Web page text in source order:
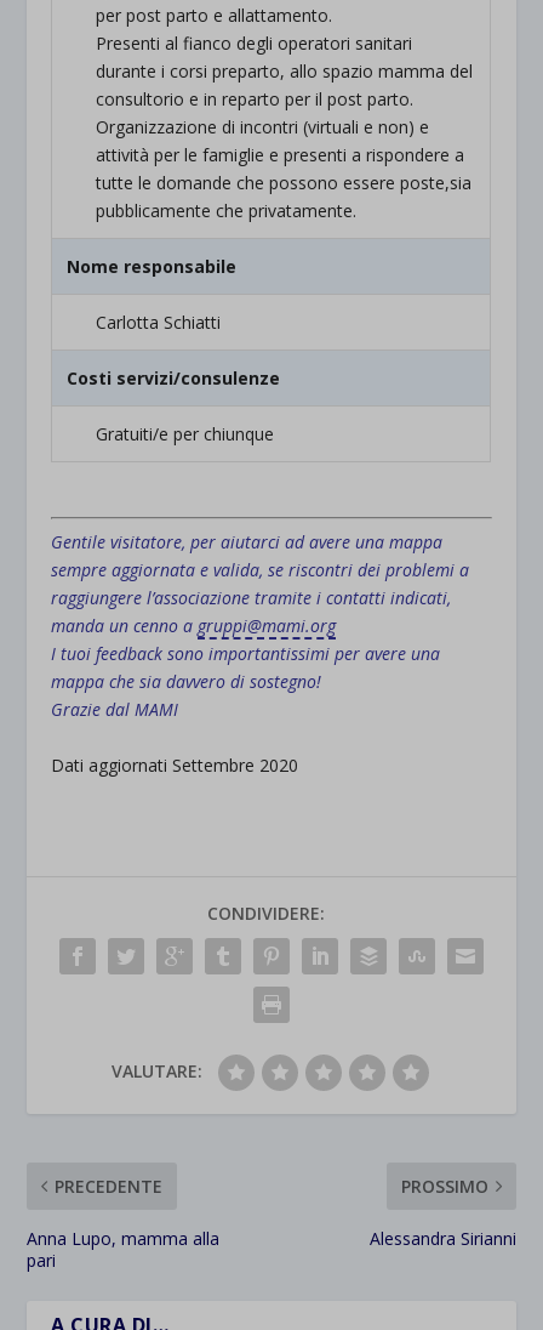
per post parto e allattamento.
Presenti al fianco degli operatori sanitari
durante i corsi preparto, allo spazio mamma del
consultorio e in reparto per il post parto.
Organizzazione di incontri (virtuali e non) e
attività per le famiglie e presenti a rispondere a
tutte le domande che possono essere poste,sia
pubblicamente che privatamente.
Nome responsabile
Carlotta Schiatti
Costi servizi/consulenze
Gratuiti/e per chiunque
Gentile visitatore, per aiutarci ad avere una mappa
sempre aggiornata e valida, se riscontri dei problemi a
raggiungere l’associazione tramite i contatti indicati,
manda un cenno a gruppi@mami.org
I tuoi feedback sono importantissimi per avere una
mappa che sia davvero di sostegno!
Grazie dal MAMI
Dati aggiornati Settembre 2020
CONDIVIDERE:
VALUTARE:
PRECEDENTE
Anna Lupo, mamma alla
pari
PROSSIMO
Alessandra Sirianni
A CURA DI…